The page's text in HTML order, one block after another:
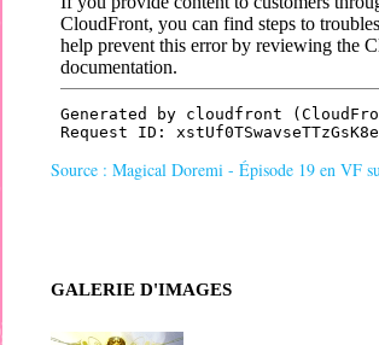
Source : Magical Doremi - Épisode 19 en VF
GALERIE D'IMAGES